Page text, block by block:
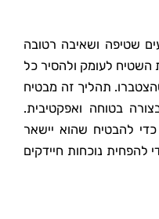
שטיפה ושאיבה רטובה
לעומק ולהסיר כל
תהליך זה מבטיח
בטוחה ואפקטיבית.
להבטיח שהוא יישאר
להפחית נוכחות חיידקים